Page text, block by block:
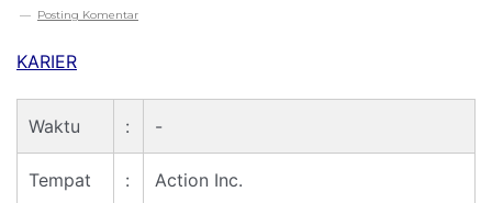
Posting Komentar
KARIER
Waktu : -
Tempat : Action Inc.